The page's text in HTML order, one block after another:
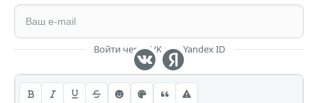
Войти через VK или Yandex ID